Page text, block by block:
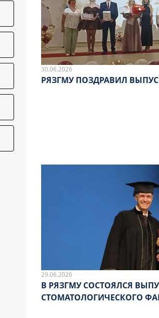
30.06.2026
РЯЗГМУ ПОЗДРАВИЛ
29.06.2026
В РЯЗГМУ СОСТОЯЛСЯ
СТОМАТОЛОГИЧЕСКОГО